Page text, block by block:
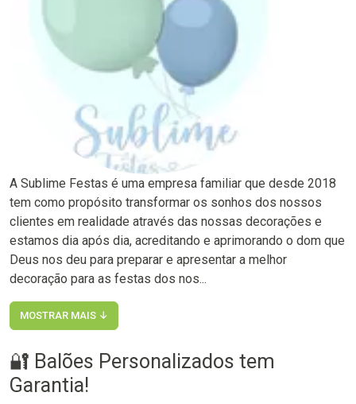
A Sublime Festas é uma empresa familiar que desde 2018
tem como propósito transformar os sonhos dos nossos
clientes em realidade através das nossas decorações e
estamos dia após dia, acreditando e aprimorando o dom que
Deus nos deu para preparar e apresentar a melhor
decoração para as festas dos nos...
MOSTRAR MAIS ↓
🔐 Balões Personalizados tem
Garantia!